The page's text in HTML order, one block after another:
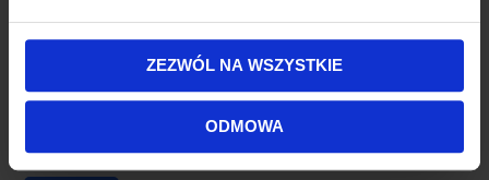
ZEZWÓL NA WSZYSTKIE
ODMOWA
Wysokość Linii
Domyślne